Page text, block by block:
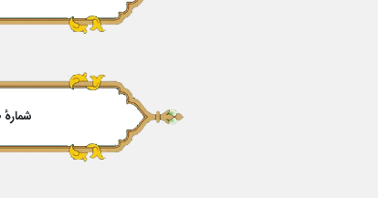
شمارهٔ ۲۰